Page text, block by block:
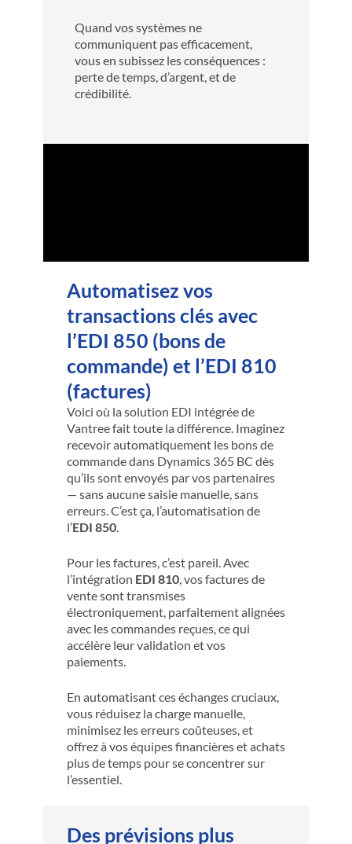
Quand vos systèmes ne
communiquent pas efficacement,
vous en subissez les conséquences :
perte de temps, d’argent, et de
crédibilité.
Automatisez vos
transactions clés avec
l’EDI 850 (bons de
commande) et l’EDI 810
(factures)
Voici où la solution EDI intégrée de
Vantree fait toute la différence. Imaginez
recevoir automatiquement les bons de
commande dans Dynamics 365 BC dès
qu’ils sont envoyés par vos partenaires
— sans aucune saisie manuelle, sans
erreurs. C’est ça, l’automatisation de
l’EDI 850.
Pour les factures, c’est pareil. Avec
l’intégration EDI 810, vos factures de
vente sont transmises
électroniquement, parfaitement alignées
avec les commandes reçues, ce qui
accélère leur validation et vos
paiements.
En automatisant ces échanges cruciaux,
vous réduisez la charge manuelle,
minimisez les erreurs coûteuses, et
offrez à vos équipes financières et achats
plus de temps pour se concentrer sur
l’essentiel.
Des prévisions plus